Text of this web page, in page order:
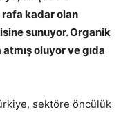
kadar olan
sunuyor. Organik
oluyor ve gıda
sektöre öncülük